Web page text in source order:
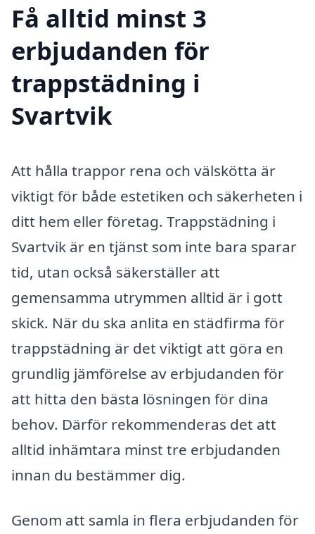
Få alltid minst 3
erbjudanden för
trappstädning i
Svartvik
Att hålla trappor rena och välskötta är
viktigt för både estetiken och säkerheten i
ditt hem eller företag. Trappstädning i
Svartvik är en tjänst som inte bara sparar
tid, utan också säkerställer att
gemensamma utrymmen alltid är i gott
skick. När du ska anlita en städfirma för
trappstädning är det viktigt att göra en
grundlig jämförelse av erbjudanden för
att hitta den bästa lösningen för dina
behov. Därför rekommenderas det att
alltid inhämtara minst tre erbjudanden
innan du bestämmer dig.
Genom att samla in flera erbjudanden för